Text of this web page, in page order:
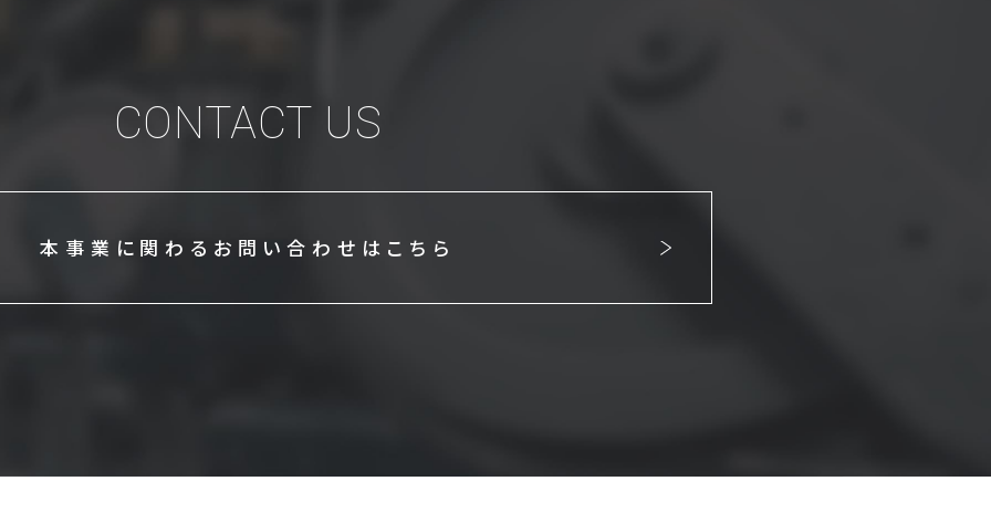
CONTACT US
本事業に関わる お問い合わせはこちら